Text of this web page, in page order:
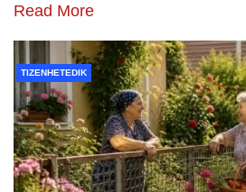
Read More
TIZENHETEDIK